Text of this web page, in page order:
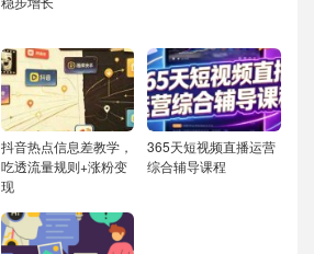
抖音热点信息差教学，
吃透流量规则+涨粉变
现
365天短视频直播运营
综合辅导课程